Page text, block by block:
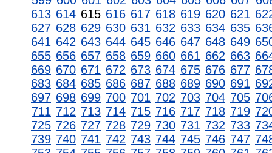
613 614 615 616 617 618 619 620 621
627 628 629 630 631 632 633 634 635
641 642 643 644 645 646 647 648 649
655 656 657 658 659 660 661 662 663
669 670 671 672 673 674 675 676 677
683 684 685 686 687 688 689 690 691
697 698 699 700 701 702 703 704 705
711 712 713 714 715 716 717 718 719
725 726 727 728 729 730 731 732 733
739 740 741 742 743 744 745 746 747